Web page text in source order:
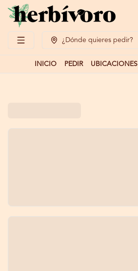
¿Dónde quieres pedir?
INICIO PEDIR UBICACIONES